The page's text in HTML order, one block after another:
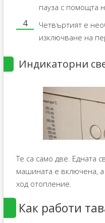
пауза с помощта
Четвъртият е
изключване на
Индикаторни
Те са само две. Едната
машината е включена,
ход отопление.
Как работи